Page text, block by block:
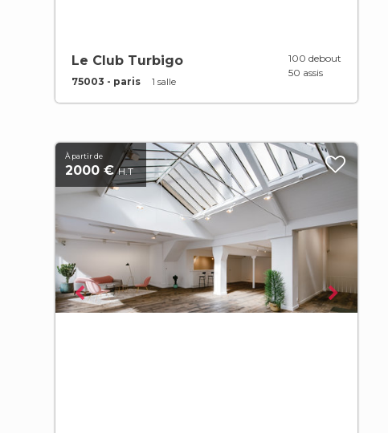
Le Club Turbigo
75003 - paris 1 salle
100 debout
50 assis
À partir de
2000 €H.T